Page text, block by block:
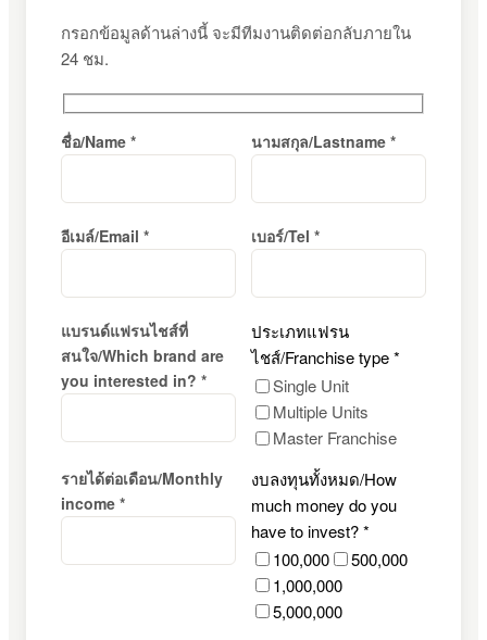
กรอกข้อมูลด้านล่างนี้ จะมีทีมงานติดต่อกลับภายใน
24 ชม.
ชื่อ/Name * นามสกุล/Lastname *
อีเมล์/Email * เบอร์/Tel *
แบรนด์แฟรนไชส์ที่
สนใจ/Which brand are
you interested in? *
ประเภทแฟรน
ไชส์/Franchise type *
Single Unit
Multiple Units
Master Franchise
รายได้ต่อเดือน/Monthly
income *
งบลงทุนทั้งหมด/How
much money do you
have to invest? *
100,000
500,000
1,000,000
5,000,000